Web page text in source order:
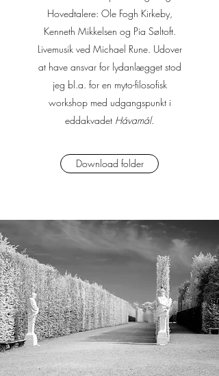
Hovedtalere: Ole Fogh Kirkeby,
Kenneth Mikkelsen og Pia Søltoft.
Livemusik ved Michael Rune. Udover
at have ansvar for lydanlægget stod
jeg bl.a. for en myto-filosofisk
workshop med udgangspunkt i
eddakvadet Hávamál.
Download folder